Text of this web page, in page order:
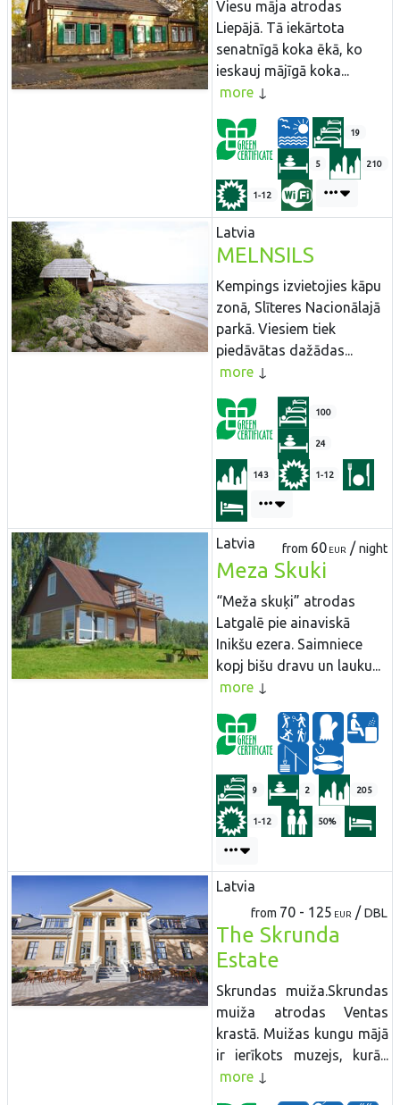
Viesu māja atrodas
Liepājā. Tā iekārtota
senatnīgā koka ēkā, ko
ieskauj mājīgā koka...
more
19
5 210
1-12
Latvia
MELNSILS
Kempings izvietojies kāpu
zonā, Slīteres Nacionālajā
parkā. Viesiem tiek
piedāvātas dažādas...
more
100
24
143 1-12
Latvia from 60 EUR /night
Meza Skuki
“Meža skuķi” atrodas
Latgalē pie ainaviskā
Inikšu ezera. Saimniece
kopj bišu dravu un lauku...
more
9 2 205
1-12 50%
Latvia
from 70 - 125 EUR /DBL
The Skrunda
Estate
Skrundas muiža.Skrundas
muiža atrodas Ventas
krastā. Muižas kungu mājā
ir ierīkots muzejs, kurā...
more